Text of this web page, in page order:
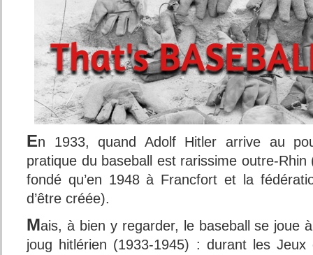
En 1933, quand Adolf Hitler arrive au
pratique du baseball est rarissime outre-
fondé qu’en 1948 à Francfort et la
d’être créée).
Mais, à bien y regarder, le baseball se joue
joug hitlérien (1933-1945) : durant les